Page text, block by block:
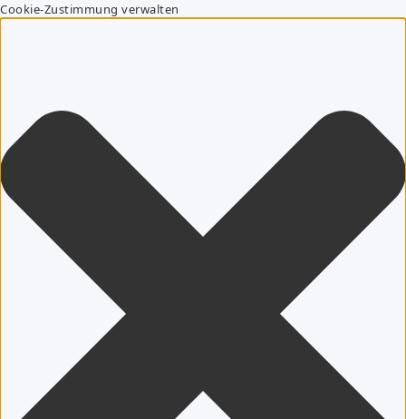
Cookie-Zustimmung verwalten